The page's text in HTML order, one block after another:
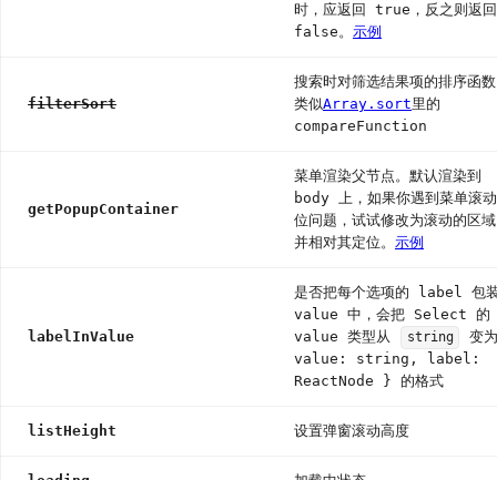
时，应返回 true，反之则返回
false。 示例
filterSort
搜索时对筛选结果项的排序函
类似Array.sort里的
compareFunction
getPopupContainer
菜单渲染父节点。默认渲染到
body 上，如果你遇到菜单滚
位问题，试试修改为滚动的区
并相对其定位。 示例
labelInValue
是否把每个选项的 label 包
value 中，会把 Select 的
value 类型从
string
变
value: string, label:
ReactNode } 的格式
listHeight 设置弹窗滚动高度